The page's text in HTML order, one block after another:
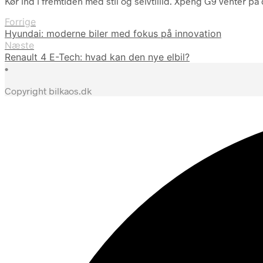
Forrige
Hyundai: moderne biler med fokus på innovation
Næste
Renault 4 E-Tech: hvad kan den nye elbil?
•
Copyright bilkaos.dk